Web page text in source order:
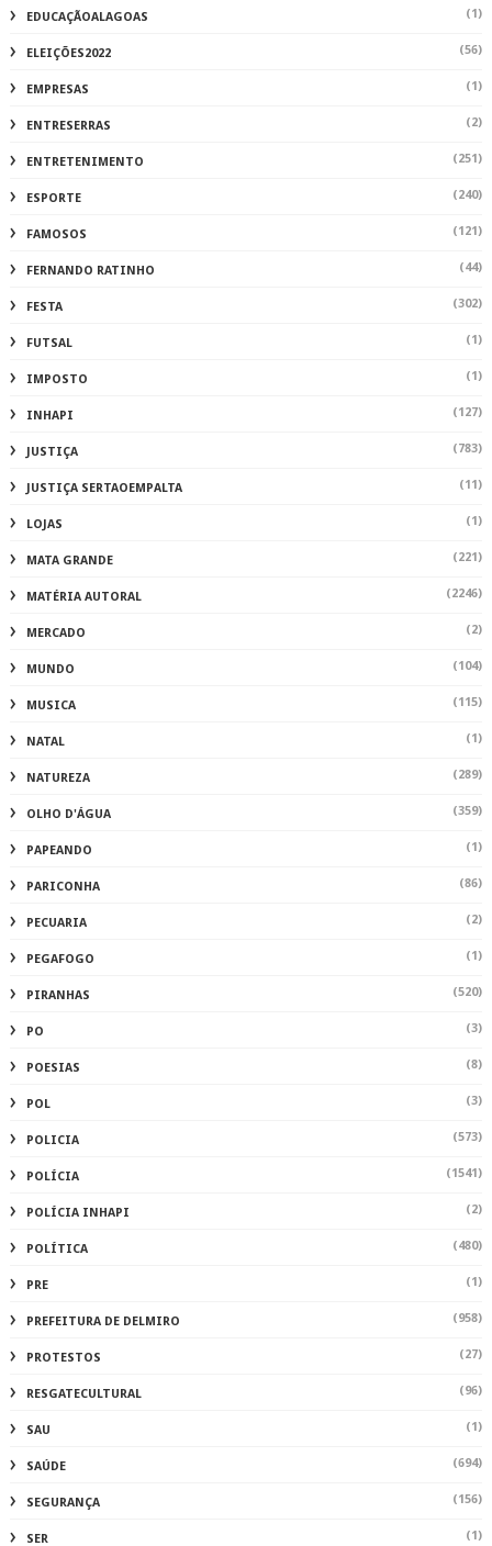
EDUCAÇÃOALAGOAS (1)
ELEIÇÕES2022 (56)
EMPRESAS (1)
ENTRESERRAS (2)
ENTRETENIMENTO (251)
ESPORTE (240)
FAMOSOS (121)
FERNANDO RATINHO (44)
FESTA (302)
FUTSAL (1)
IMPOSTO (1)
INHAPI (127)
JUSTIÇA (783)
JUSTIÇA SERTAOEMPALTA (11)
LOJAS (1)
MATA GRANDE (221)
MATÉRIA AUTORAL (2246)
MERCADO (2)
MUNDO (104)
MUSICA (115)
NATAL (1)
NATUREZA (289)
OLHO D'ÁGUA (359)
PAPEANDO (1)
PARICONHA (86)
PECUARIA (2)
PEGAFOGO (1)
PIRANHAS (520)
PO (3)
POESIAS (8)
POL (3)
POLICIA (573)
POLÍCIA (1541)
POLÍCIA INHAPI (2)
POLÍTICA (480)
PRE (1)
PREFEITURA DE DELMIRO (958)
PROTESTOS (27)
RESGATECULTURAL (96)
SAU (1)
SAÚDE (694)
SEGURANÇA (156)
SER (1)